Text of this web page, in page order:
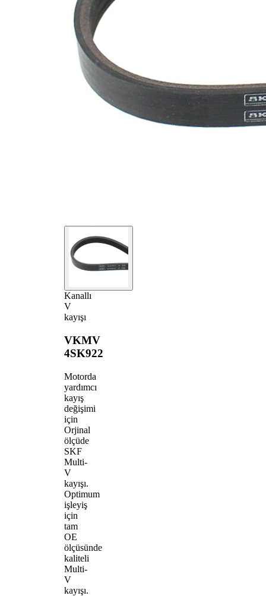
Kanallı
V
kayışı
VKMV
4SK922
Motorda
yardımcı
kayış
değişimi
için
Orjinal
ölçüde
SKF
Multi-
V
kayışı.
Optimum
işleyiş
için
tam
OE
ölçüsünde
kaliteli
Multi-
V
kayışı.
SVHC
Malzeme
özellikleri
Kayış
malzemesi
(Etilen
Propilen